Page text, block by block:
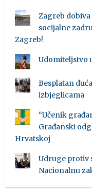
Zagreb
socijalne
Zagreb!
Udomiteljstvo
Besplatan
izbjeglicama
“Učenik
Građanski
Hrvatskoj
Udruge protiv
Nacionalnu